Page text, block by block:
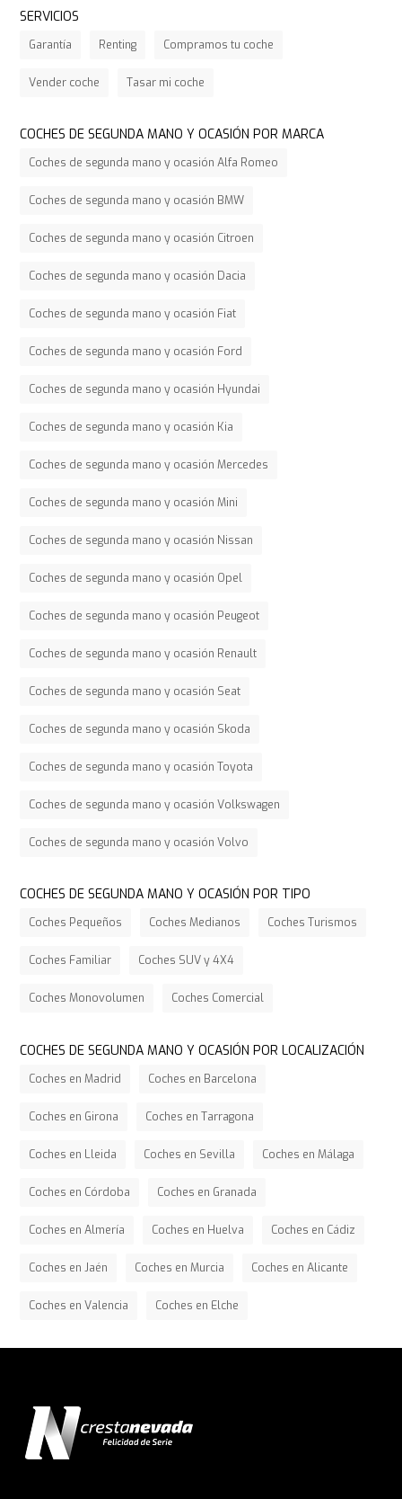
SERVICIOS
Garantía Renting Compramos tu coche
Vender coche Tasar mi coche
COCHES DE SEGUNDA MANO Y OCASIÓN POR MARCA
Coches de segunda mano y ocasión Alfa Romeo
Coches de segunda mano y ocasión BMW
Coches de segunda mano y ocasión Citroen
Coches de segunda mano y ocasión Dacia
Coches de segunda mano y ocasión Fiat
Coches de segunda mano y ocasión Ford
Coches de segunda mano y ocasión Hyundai
Coches de segunda mano y ocasión Kia
Coches de segunda mano y ocasión Mercedes
Coches de segunda mano y ocasión Mini
Coches de segunda mano y ocasión Nissan
Coches de segunda mano y ocasión Opel
Coches de segunda mano y ocasión Peugeot
Coches de segunda mano y ocasión Renault
Coches de segunda mano y ocasión Seat
Coches de segunda mano y ocasión Skoda
Coches de segunda mano y ocasión Toyota
Coches de segunda mano y ocasión Volkswagen
Coches de segunda mano y ocasión Volvo
COCHES DE SEGUNDA MANO Y OCASIÓN POR TIPO
Coches Pequeños Coches Medianos Coches Turismos
Coches Familiar Coches SUV y 4X4
Coches Monovolumen Coches Comercial
COCHES DE SEGUNDA MANO Y OCASIÓN POR LOCALIZACIÓN
Coches en Madrid Coches en Barcelona
Coches en Girona Coches en Tarragona
Coches en Lleida Coches en Sevilla Coches en Málaga
Coches en Córdoba Coches en Granada
Coches en Almería Coches en Huelva Coches en Cádiz
Coches en Jaén Coches en Murcia Coches en Alicante
Coches en Valencia Coches en Elche